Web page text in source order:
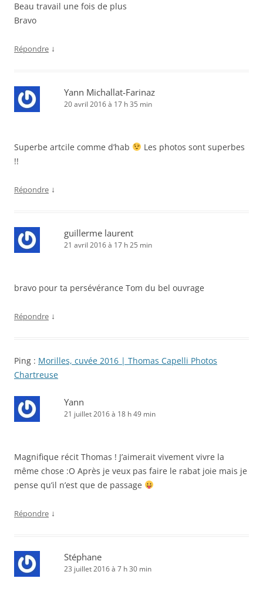
Beau travail une fois de plus
Bravo
Répondre ↓
Yann Michallat-Farinaz
20 avril 2016 à 17 h 35 min
Superbe artcile comme d’hab
Les photos sont superbes
!!
Répondre ↓
guillerme laurent
21 avril 2016 à 17 h 25 min
bravo pour ta persévérance Tom du bel ouvrage
Répondre ↓
Ping : Morilles, cuvée 2016 | Thomas Capelli Photos
Chartreuse
Yann
21 juillet 2016 à 18 h 49 min
Magnifique récit Thomas ! J’aimerait vivement vivre la
même chose :O Après je veux pas faire le rabat joie mais je
pense qu’il n’est que de passage
Répondre ↓
Stéphane
23 juillet 2016 à 7 h 30 min